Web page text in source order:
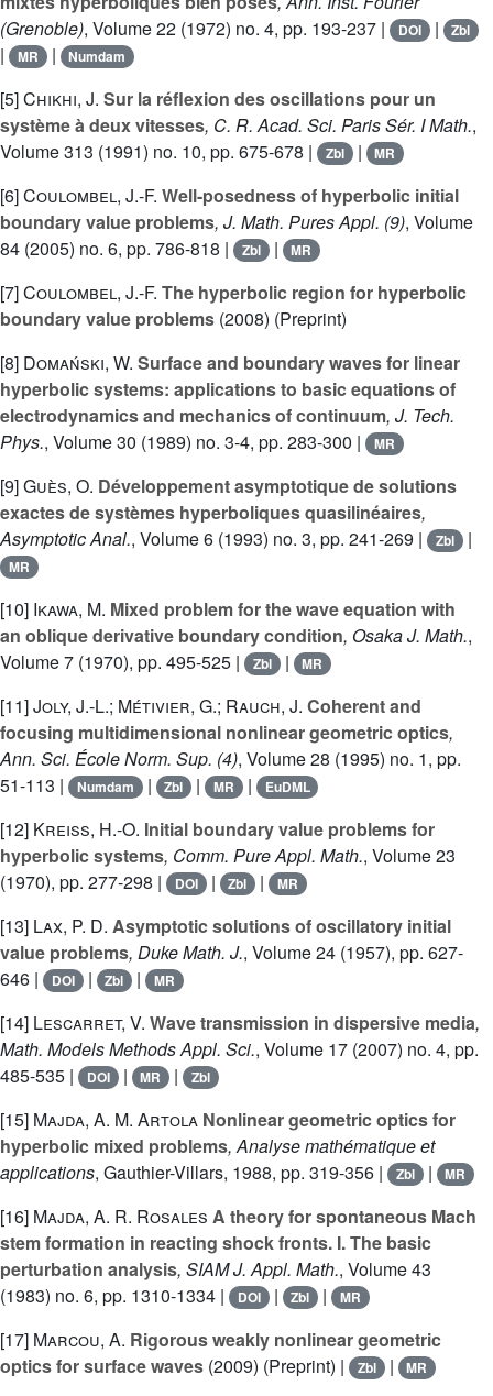
(Grenoble), Volume 22 (1972) no. 4, pp. 193-237 | DOI | Zbl
| MR | Numdam
[5]Chikhi, J. Sur la réflexion des oscillations pour un
système à deux vitesses, C. R. Acad. Sci. Paris Sér. I Math.,
Volume 313 (1991) no. 10, pp. 675-678 | Zbl | MR
[6]Coulombel, J.-F. Well-posedness of hyperbolic initial
boundary value problems, J. Math. Pures Appl. (9), Volume
84 (2005) no. 6, pp. 786-818 | Zbl | MR
[7]Coulombel, J.-F. The hyperbolic region for hyperbolic
boundary value problems (2008) (Preprint)
[8] Domański, W. Surface and boundary waves for linear
hyperbolic systems: applications to basic equations of
electrodynamics and mechanics of continuum, J. Tech.
Phys., Volume 30 (1989) no. 3-4, pp. 283-300 | MR
[9]Guès, O. Développement asymptotique de solutions
exactes de systèmes hyperboliques quasilinéaires,
Asymptotic Anal., Volume 6 (1993) no. 3, pp. 241-269 | Zbl |
MR
[10] Ikawa, M. Mixed problem for the wave equation with
an oblique derivative boundary condition, Osaka J. Math.,
Volume 7 (1970), pp. 495-525 | Zbl | MR
[11]Joly, J.-L.; Métivier, G.; Rauch, J. Coherent and
focusing multidimensional nonlinear geometric optics,
Ann. Sci. École Norm. Sup. (4), Volume 28 (1995) no. 1, pp.
51-113 |
Numdam | Zbl | MR | EuDML
[12] Kreiss, H.-O. Initial boundary value problems for
hyperbolic systems, Comm. Pure Appl. Math., Volume 23
(1970), pp. 277-298 |
DOI | Zbl | MR
[13] Lax, P. D. Asymptotic solutions of oscillatory initial
value problems, Duke Math. J., Volume 24 (1957), pp. 627-
646 |
DOI | Zbl | MR
[14] Lescarret, V. Wave transmission in dispersive media,
Math. Models Methods Appl. Sci., Volume 17 (2007) no. 4, pp.
485-535 |
DOI | MR | Zbl
[15] Majda, A. M. Artola Nonlinear geometric optics for
hyperbolic mixed problems, Analyse mathématique et
applications, Gauthier-Villars, 1988, pp. 319-356 | Zbl | MR
[16] Majda, A. R. Rosales A theory for spontaneous Mach
stem formation in reacting shock fronts. I. The basic
perturbation analysis, SIAM J. Appl. Math., Volume 43
(1983) no. 6, pp. 1310-1334 |
DOI | Zbl | MR
[17] Marcou, A. Rigorous weakly nonlinear geometric
optics for surface waves (2009) (Preprint) | Zbl | MR